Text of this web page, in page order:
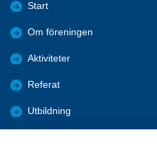
Start
Om föreningen
Aktiviteter
Referat
Utbildning